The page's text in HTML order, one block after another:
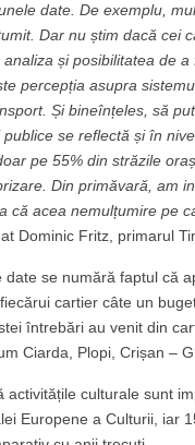
date. De exemplu,
Dar nu știm dacă cei
și posibilitatea de
percepția asupra
Și bineînțeles, să
se reflectă și în
pe 55% din străzile
Din primăvară, am
că acea nemulțumire pe
Dominic Fritz, primarul
date se numără faptul că
cartier câte un
întrebări au venit din
Ciarda, Plopi, Crișan –
activitățile culturale sunt
Europene a Culturii, iar